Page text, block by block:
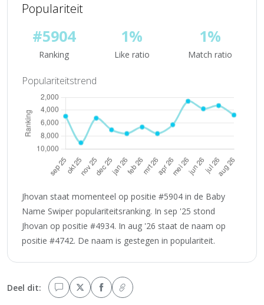
Populariteit
#5904
Ranking
1%
Like ratio
1%
Match ratio
Populariteitstrend
Jhovan staat momenteel op positie #5904 in de Baby
Name Swiper populariteitsranking. In sep '25 stond
Jhovan op positie #4934. In aug '26 staat de naam op
positie #4742. De naam is gestegen in populariteit.
Deel dit: